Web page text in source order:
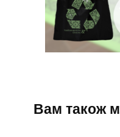
Вам також